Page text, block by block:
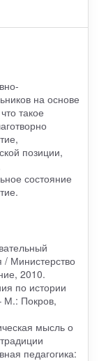
на основе
такое
позиции,
состояние
/ Министерство
2010.
по истории
М.: Покров,
мысль о
педагогика: